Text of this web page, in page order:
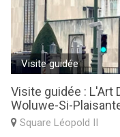
Visite guidée
Visite guidée : L'Art
Woluwe-Si-
Square Léopold II